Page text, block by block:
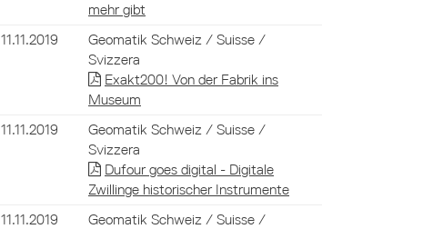
mehr gibt
11.11.2019
Geomatik Schweiz / Suisse /
Svizzera
Exakt200! Von der Fabrik ins
Museum
11.11.2019
Geomatik Schweiz / Suisse /
Svizzera
Dufour goes digital - Digitale
Zwillinge historischer Instrumente
11.11.2019
Geomatik Schweiz / Suisse /